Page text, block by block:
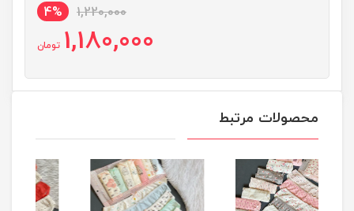
1,220,000
4%
1,180,000 تومان
محصولات مرتبط